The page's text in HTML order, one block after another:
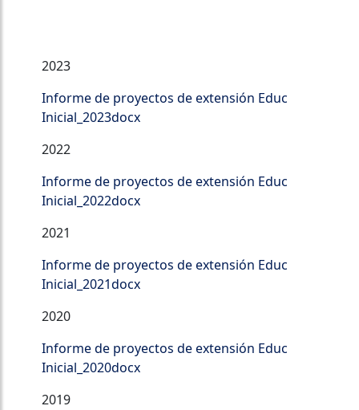
2023
Informe de proyectos de extensión Educ
Inicial_2023docx
2022
Informe de proyectos de extensión Educ
Inicial_2022docx
2021
Informe de proyectos de extensión Educ
Inicial_2021docx
2020
Informe de proyectos de extensión Educ
Inicial_2020docx
2019